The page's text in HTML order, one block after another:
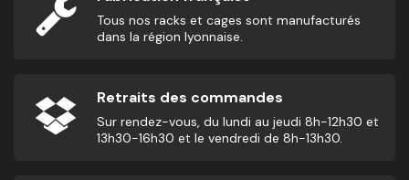
Tous nos racks et cages sont manufacturés
dans la région lyonnaise.
Retraits des commandes
Sur rendez-vous, du lundi au jeudi 8h-12h30 et
13h30-16h30 et le vendredi de 8h-13h30.